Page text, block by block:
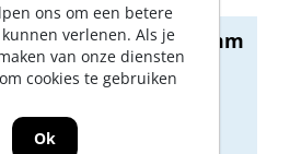
2-120 6 t/m 32mm
6031040
ons om een betere
verlenen. Als je
van onze diensten
cookies te gebruiken
Ok